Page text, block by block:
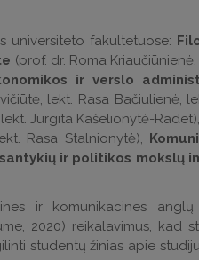
universiteto fakultetuose:
(prof. dr. Roma
ir verslo
lekt. Rasa Bačiulienė,
Jurgita Kašelionytė-Radet),
Rasa Stalnionytė),
ir politikos mokslų
ir komunikacines
2020) reikalavimus, kad
studentų žinias apie